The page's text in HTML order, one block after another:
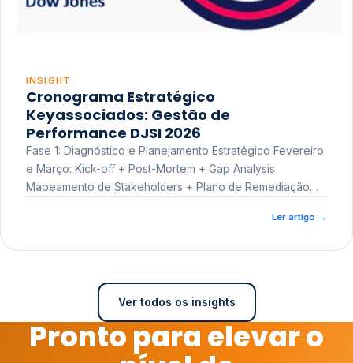
INSIGHT
Cronograma Estratégico
Keyassociados: Gestão de
Performance DJSI 2026
Fase 1: Diagnóstico e Planejamento Estratégico Fevereiro
e Março: Kick-off + Post-Mortem + Gap Analysis
Mapeamento de Stakeholders + Plano de Remediação
Ler artigo →
Ver todos os insights
Pronto para elevar o